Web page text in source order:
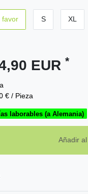
favor S XL
EUR *
€ / Pieza
laborables (a Alemania)
Añadir